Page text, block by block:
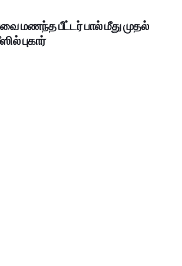
மணந்த பீட்டர் பால் மீது முதல்
புகார்